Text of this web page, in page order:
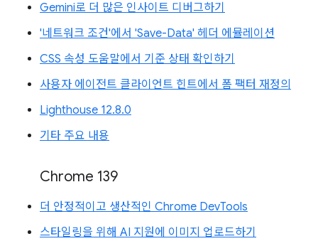
Gemini로 더 많은 인사이트 디버그하기
'네트워크 조건'에서 'Save-Data' 헤더 에뮬레이션
CSS 속성 도움말에서 기준 상태 확인하기
사용자 에이전트 클라이언트 힌트에서 폼 팩터 재정의
Lighthouse 12.8.0
기타 주요 내용
Chrome 139
더 안정적이고 생산적인 Chrome DevTools
스타일링을 위해 AI 지원에 이미지 업로드하기